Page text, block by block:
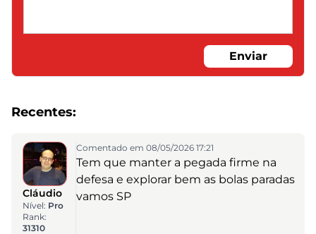
Enviar
Recentes:
Cláudio
Nível: Pro
Rank:
31310
Comentado em 08/05/2026 17:21
Tem que manter a pegada firme na
defesa e explorar bem as bolas paradas
vamos SP